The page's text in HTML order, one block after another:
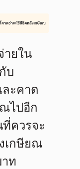
ายใน
บ
ละคาด
ไปอีก
ควรจะ
เกษียณ
าท